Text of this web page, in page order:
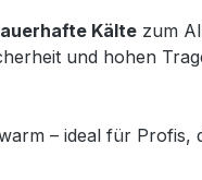
Kälte zum
und hohen
– ideal für Profis,